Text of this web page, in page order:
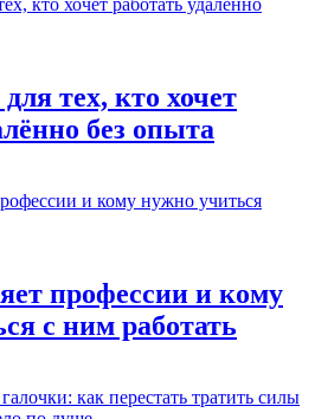
тех, кто хочет
без опыта
профессии и кому
с ним работать